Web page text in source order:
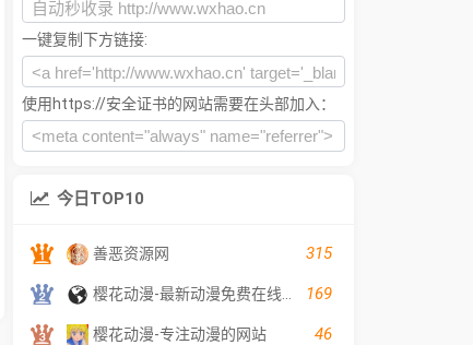
一键复制下方链接:
使用https://安全证书的网站需要在头部加入：
今日TOP10
善恶资源网 315
169
樱花动漫-专注动漫的网站 46